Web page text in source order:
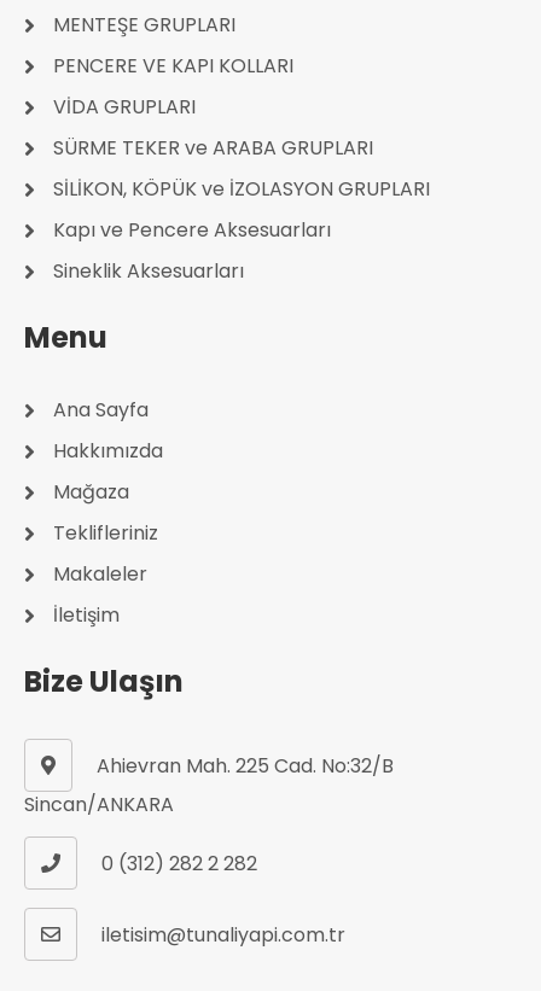
MENTEŞE GRUPLARI
PENCERE VE KAPI KOLLARI
VİDA GRUPLARI
SÜRME TEKER ve ARABA GRUPLARI
SİLİKON, KÖPÜK ve İZOLASYON GRUPLARI
Kapı ve Pencere Aksesuarları
Sineklik Aksesuarları
Menu
Ana Sayfa
Hakkımızda
Mağaza
Teklifleriniz
Makaleler
İletişim
Bize Ulaşın
Ahievran Mah. 225 Cad. No:32/B
Sincan/ANKARA
0 (312) 282 2 282
iletisim@tunaliyapi.com.tr